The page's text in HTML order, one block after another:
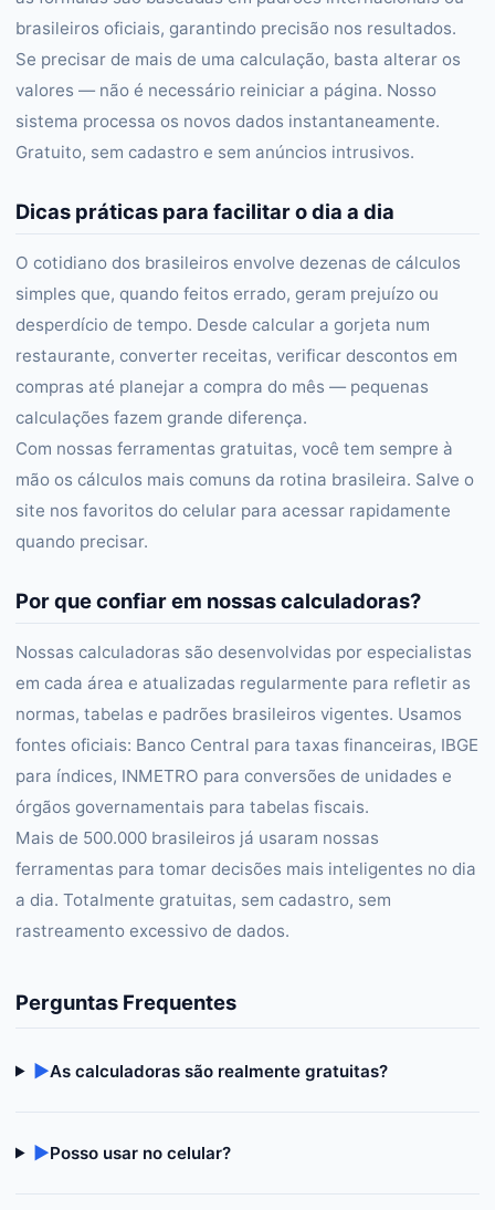
brasileiros oficiais, garantindo precisão nos resultados.
Se precisar de mais de uma calculação, basta alterar os
valores — não é necessário reiniciar a página. Nosso
sistema processa os novos dados instantaneamente.
Gratuito, sem cadastro e sem anúncios intrusivos.
Dicas práticas para facilitar o dia a dia
O cotidiano dos brasileiros envolve dezenas de cálculos
simples que, quando feitos errado, geram prejuízo ou
desperdício de tempo. Desde calcular a gorjeta num
restaurante, converter receitas, verificar descontos em
compras até planejar a compra do mês — pequenas
calculações fazem grande diferença.
Com nossas ferramentas gratuitas, você tem sempre à
mão os cálculos mais comuns da rotina brasileira. Salve o
site nos favoritos do celular para acessar rapidamente
quando precisar.
Por que confiar em nossas calculadoras?
Nossas calculadoras são desenvolvidas por especialistas
em cada área e atualizadas regularmente para refletir as
normas, tabelas e padrões brasileiros vigentes. Usamos
fontes oficiais: Banco Central para taxas financeiras, IBGE
para índices, INMETRO para conversões de unidades e
órgãos governamentais para tabelas fiscais.
Mais de 500.000 brasileiros já usaram nossas
ferramentas para tomar decisões mais inteligentes no dia
a dia. Totalmente gratuitas, sem cadastro, sem
rastreamento excessivo de dados.
Perguntas Frequentes
▶As calculadoras são realmente gratuitas?
▶Posso usar no celular?